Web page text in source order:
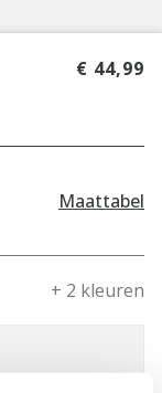
€ 44,99
Maattabel
+ 2 kleuren